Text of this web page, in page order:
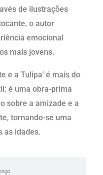
de ilustrações
o autor
emocional
mais jovens.
e a Tulipa’ é mais do
é uma obra-prima
sobre a amizade e a
tornando-se uma
as idades.